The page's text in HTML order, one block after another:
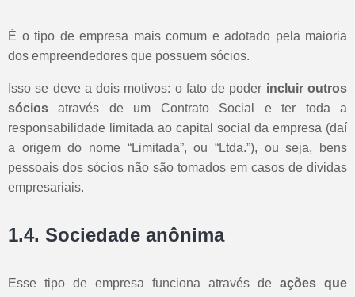
É o tipo de empresa mais comum e adotado pela maioria
dos empreendedores que possuem sócios.
Isso se deve a dois motivos: o fato de poder incluir outros
sócios através de um Contrato Social e ter toda a
responsabilidade limitada ao capital social da empresa (daí
a origem do nome “Limitada”, ou “Ltda.”), ou seja, bens
pessoais dos sócios não são tomados em casos de dívidas
empresariais.
1.4. Sociedade anônima
Esse tipo de empresa funciona através de ações que